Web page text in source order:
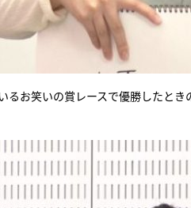
るお笑いの賞レースで優勝したと